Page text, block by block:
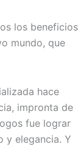
los beneficios
mundo, que
hace
impronta de
fue lograr
y elegancia. Y